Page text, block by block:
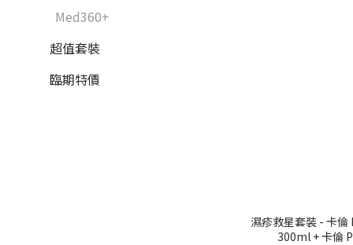
Med360+
超值套裝
臨期特價
濕疹救星套裝 - 卡
300ml + 卡倫